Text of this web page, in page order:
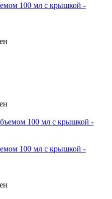
100 мл с крышкой -
100 мл с крышкой -